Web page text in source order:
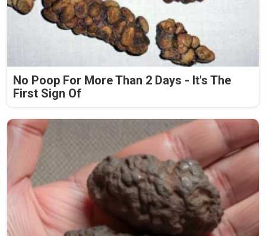
No Poop For More Than 2 Days - It's The
First Sign Of